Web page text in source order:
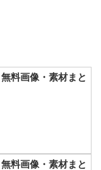
料画像・素材まと
料画像・素材まと